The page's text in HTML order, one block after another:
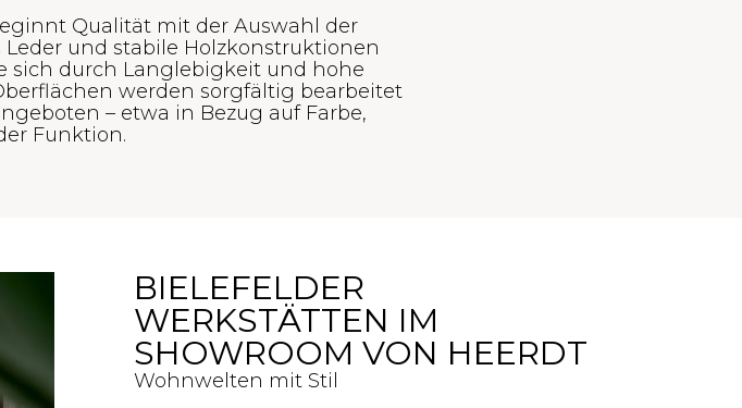
Qualität mit der Auswahl der
und stabile Holzkonstruktionen
sich durch Langlebigkeit und hohe
werden sorgfältig bearbeitet
– etwa in Bezug auf Farbe,
Funktion.
BIELEFELDER
WERKSTÄTTEN IM
SHOWROOM VON HEERDT
Wohnwelten mit Stil